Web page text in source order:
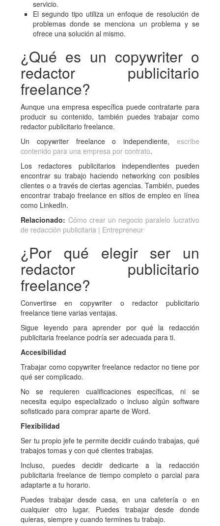
servicio.
El segundo tipo utiliza un enfoque de resolución de
problemas donde se menciona un problema y se
ofrece una solución al mismo.
¿Qué es un copywriter o
redactor publicitario
freelance?
Aunque una empresa específica puede contratarte para
producir su contenido, también puedes trabajar como
redactor publicitario freelance.
Un copywriter freelance o independiente, escribe
contenido para una empresa por contrato.
Los redactores publicitarios independientes pueden
encontrar su trabajo haciendo networking con posibles
clientes o a través de ciertas agencias. También, puedes
encontrar trabajo freelance en sitios de empleo en línea
como LinkedIn.
Relacionado: Cómo crear un negocio paralelo lucrativo
de redacción publicitaria | Entrepreneur
¿Por qué elegir ser un
redactor publicitario
freelance?
Convertirse en copywriter o redactor publicitario
freelance tiene varias ventajas.
Sigue leyendo para aprender por qué la redacción
publicitaria freelance podría ser adecuada para ti.
Accesibilidad
Trabajar como copywriter freelance redactor no tiene por
qué ser complicado.
No se requieren cualificaciones específicas, ni se
necesita equipo especializado o incluso algún software
sofisticado para comprar aparte de Word.
Flexibilidad
Ser tu propio jefe te permite decidir cuándo trabajas, qué
trabajos tomas y con qué clientes trabajas.
Incluso, puedes decidir dedicarte a la redacción
publicitaria freelance de tiempo completo o parcial para
adaptarte a tu horario.
Puedes trabajar desde casa, en una cafetería o en
cualquier otro lugar. Puedes trabajar desde donde
quieras, siempre y cuando termines tu trabajo.